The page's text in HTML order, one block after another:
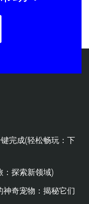
完成(轻松畅玩：下
：探索新领域)
奇宠物：揭秘它们